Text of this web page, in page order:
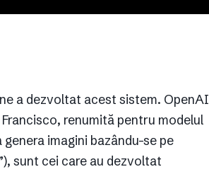
a dezvoltat acest sistem. OpenAI
renumită pentru modelul
imagini bazându-se pe
sunt cei care au dezvoltat